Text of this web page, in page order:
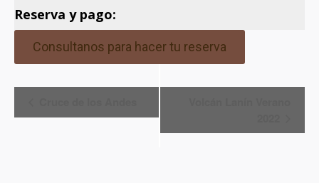
Reserva y pago:
Consultanos para hacer tu reserva